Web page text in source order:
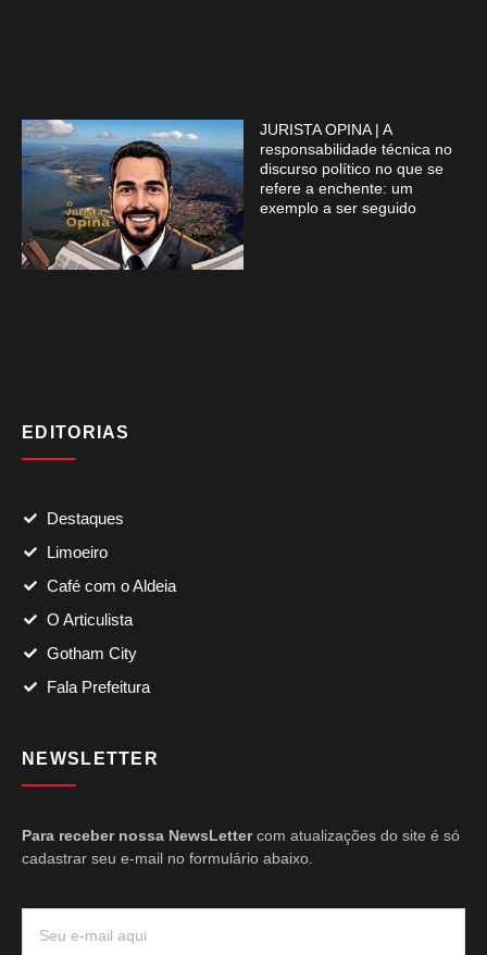
JURISTA OPINA | A
responsabilidade técnica no
discurso político no que se
refere a enchente: um
exemplo a ser seguido
EDITORIAS
Destaques
Limoeiro
Café com o Aldeia
O Articulista
Gotham City
Fala Prefeitura
NEWSLETTER
Para receber nossa NewsLettercom atualizações do site é só
cadastrar seu e-mail no formulário abaixo.